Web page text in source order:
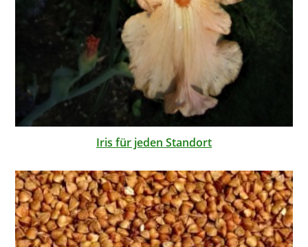
Iris für jeden Standort